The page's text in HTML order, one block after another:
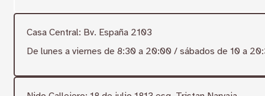
Casa Central: Bv. España 2103
De lunes a viernes de 8:30 a 20:00 / sábados de 10 a